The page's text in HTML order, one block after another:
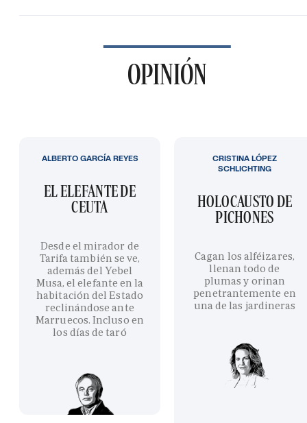
OPINIÓN
EL ELEFANTE DE
CEUTA
Desde el mirador de
Tarifa también se ve,
además del Yebel
Musa, el elefante en la
habitación del Estado
reclinándose ante
Marruecos. Incluso en
los días de taró
ALBERTO GARCÍA REYES
HOLOCAUSTO DE
PICHONES
Cagan los alféizares,
llenan todo de
plumas y orinan
penetrantemente en
una de las jardineras
CRISTINA LÓPEZ
SCHLICHTING